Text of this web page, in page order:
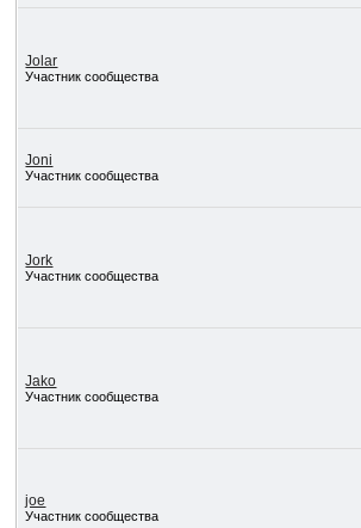
Jolar
Участник сообщества
Joni
Участник сообщества
Jork
Участник сообщества
Jako
Участник сообщества
joe
Участник сообщества